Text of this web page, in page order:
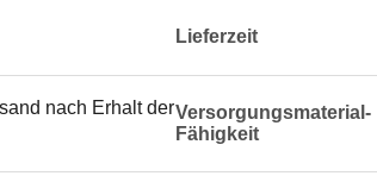
Lieferzeit
nach Erhalt derVersorgungsmaterial-
Fähigkeit